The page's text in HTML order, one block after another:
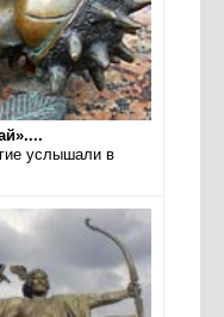
услышали в